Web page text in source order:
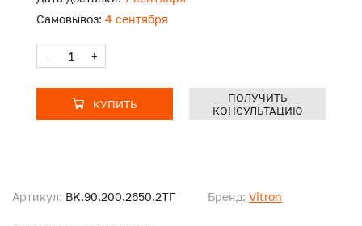
Артикул: BK.90.200.2650.2ТГ Бренд: Vitron
Самовывоз: 4 сентября
- +
КУПИТЬ
ПОЛУЧИТЬ
КОНСУЛЬТАЦИЮ